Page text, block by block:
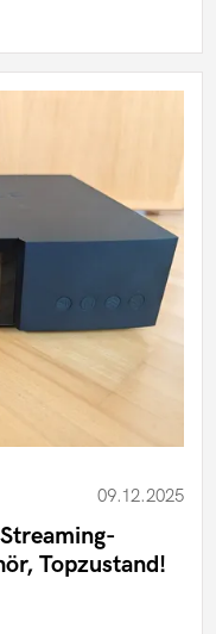
09.12.2025
Topzustand!